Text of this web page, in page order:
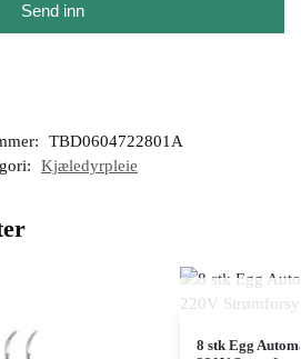
Send inn
TBD0604722801A
Kjæledyrpleie
8 stk Egg